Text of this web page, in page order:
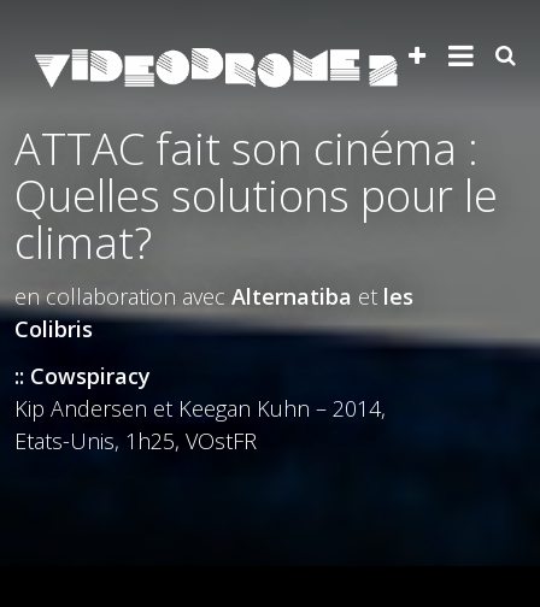
ATTAC fait son cinéma :
Quelles solutions pour le
climat?
en collaboration avec Alternatiba et les
Colibris
:: Cowspiracy
Kip Andersen et Keegan Kuhn – 2014,
Etats-Unis, 1h25, VOstFR